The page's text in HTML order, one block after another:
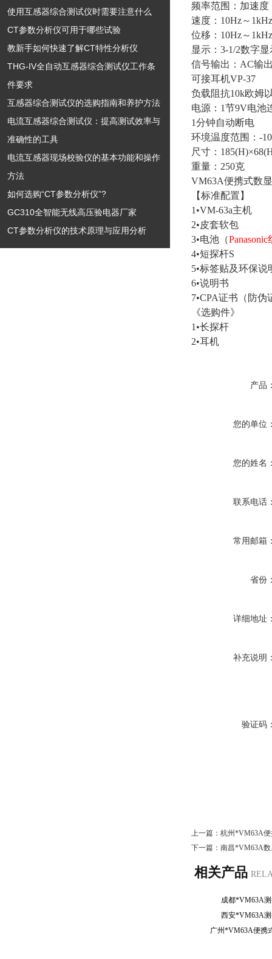
使用互感器综合测试仪时需要注意什么
CT参数分析仪可用于哪些试验
教新手如何快速了解CT特性分析仪
THG-IV全自动互感器综合测试仪工作条
件要求
互感器综合测试仪的选购指南和养护方法
电流互感器综合测试仪：提高测试效率与
准确性的工具
电流互感器现场校验仪的基本功能和操作
方法
如何选购“CT参数分析仪”?
GC310全智能无线高压验电器厂家
CT参数分析仪的技术原理与应用分析
频率范围：加速度
速度：10Hz～1kHz
位移：10Hz～1kHz
显示：3-1/2数字
信号输出：AC输
可接耳机VP-37
负载阻抗10k欧姆
电源：1节9V电池
1分钟自动断电
环境温度范围：-
尺寸：
重量：250克
VM63A便携式数
【标准配置】
1•VM-
2•皮套
3•电池（
4•短探
5•标签贴及
6•说
7•CPA证书
《选购件》
1•长
2•耳
产品
您的单位
您的姓名
联系电话
常用邮箱
省份
详细地址
补充说明
验证码
上一篇： 杭州*VM63A
下一篇： 南昌*VM63A数
相关产品
成都*VM63A
西安*VM63A
广州*VM63A便